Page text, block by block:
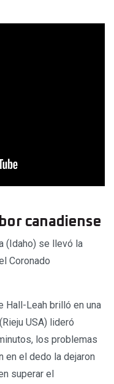
canadiense
(Idaho) se llevó la
Coronado
Hall-Leah brilló en una
USA) lideró
los problemas
en el dedo la dejaron
superar el